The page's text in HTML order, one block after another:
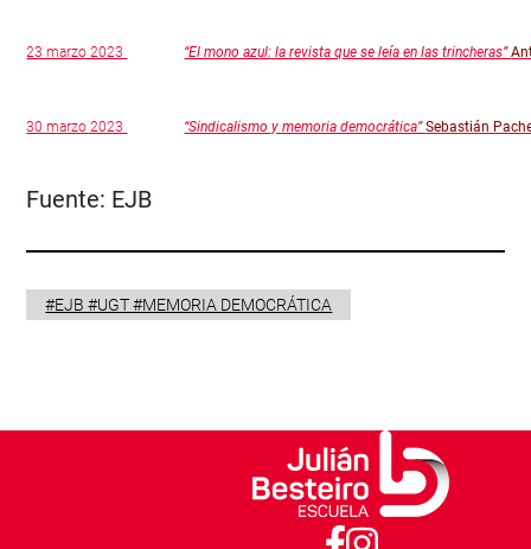
23 marzo 2023 “El mono azul: la revista que se leía en las trincheras”
30 marzo 2023 “Sindicalismo y memoria democrática”Sebastián
Fuente: EJB
#EJB #UGT #MEMORIA DEMOCRÁTICA